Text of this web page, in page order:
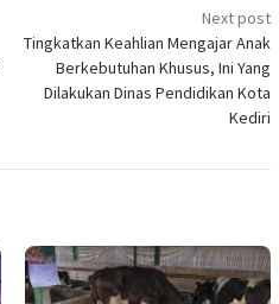
Next post
Tingkatkan Keahlian Mengajar Anak
Berkebutuhan Khusus, Ini Yang
Dilakukan Dinas Pendidikan Kota
Kediri